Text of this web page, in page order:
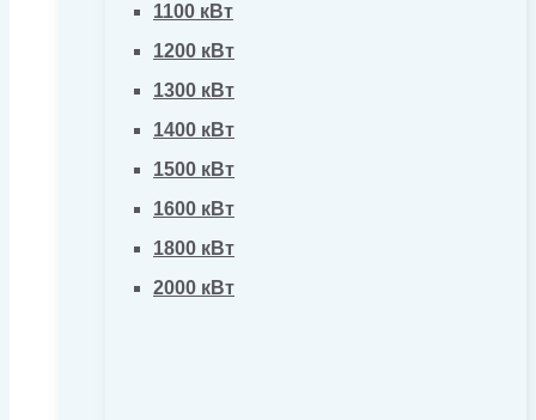
1100 кВт
1200 кВт
1300 кВт
1400 кВт
1500 кВт
1600 кВт
1800 кВт
2000 кВт